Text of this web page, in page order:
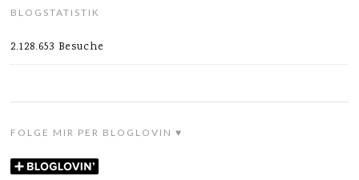
BLOGSTATISTIK
2.128.653 Besuche
FOLGE MIR PER BLOGLOVIN ♥